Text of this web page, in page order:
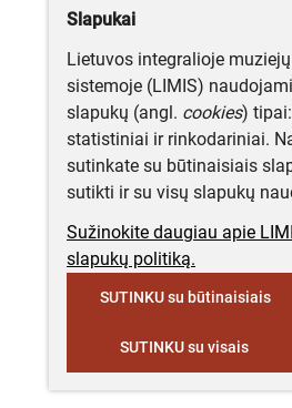
Slapukai
Lietuvos integralioje
sistemoje (LIMIS)
slapukų (angl. cookies)
statistiniai ir rinkodariniai.
sutinkate su būtinaisiais
sutikti ir su visų slapukų
Sužinokite daugiau apie
slapukų politiką.
SUTINKU su būtinaisiais
SUTINKU su visais